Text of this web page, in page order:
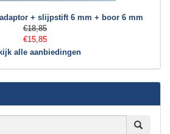
+ slijpstift 6 mm + boor 6 mm
€18,85
€15,85
alle aanbiedingen